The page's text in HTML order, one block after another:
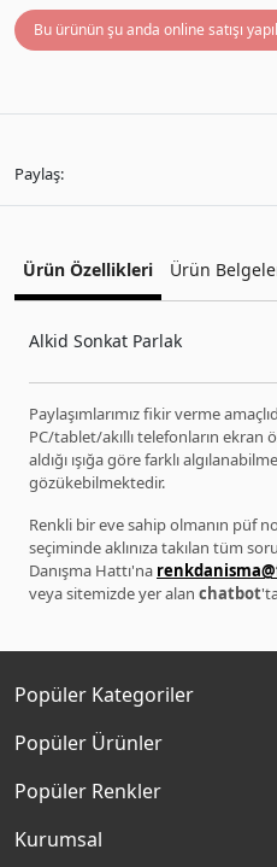
Bu ürünün şu anda online satışı
Paylaş:
Ürün Özellikleri Ürün
Alkid Sonkat Parlak
Paylaşımlarımız fikir verme
PC/tablet/akıllı telefonların ekran
aldığı ışığa göre farklı
gözükebilmektedir.
Renkli bir eve sahip olmanın püf
seçiminde aklınıza takılan tüm
Danışma Hattı'na
veya sitemizde yer alan chatbot
Popüler Kategoriler
İç Cephe Boyaları
İç Cephe Renkleri
Dış Cephe Renkleri
Popüler Ürünler
Momento Silan
Popüler Renkler
Kırık Beyaz Rengi
Kurumsal